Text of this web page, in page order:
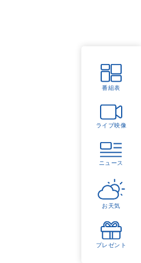
番組表
ライブ映像
ニュース
お天気
プレゼント